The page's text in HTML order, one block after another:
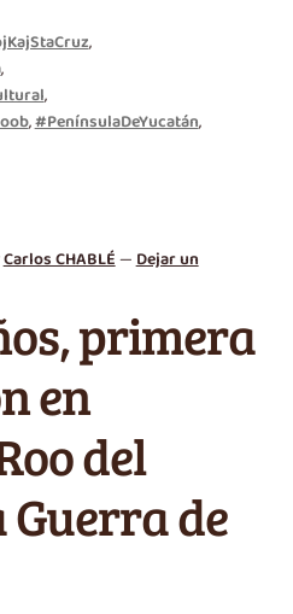
,
,
,
,#PenínsulaDeYucatán,
Carlos CHABLÉ—Dejar un
primera
en
del
de